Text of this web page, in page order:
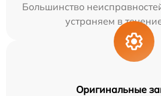
Большинство
устраняем в
Оригинальные